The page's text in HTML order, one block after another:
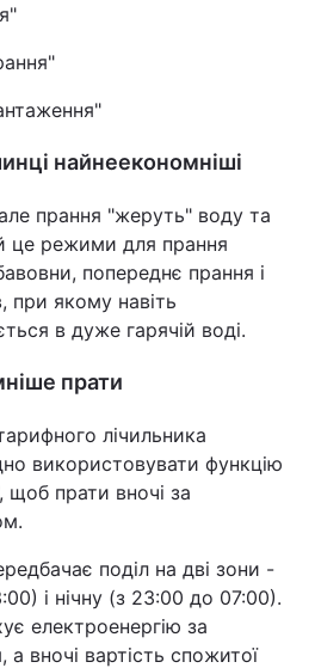
найнеекономніші
прання "жеруть" воду та
це режими для прання
попереднє прання і
при якому навіть
в дуже гарячій воді.
прати
лічильника
використовувати функцію
щоб прати вночі за
поділ на дві зони -
і нічну (з 23:00 до 07:00).
електроенергію за
вночі вартість спожитої